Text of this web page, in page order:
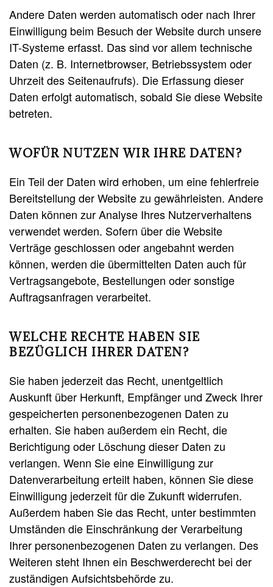
Andere Daten werden automatisch oder nach Ihrer
Einwilligung beim Besuch der Website durch unsere
IT-Systeme erfasst. Das sind vor allem technische
Daten (z. B. Internetbrowser, Betriebssystem oder
Uhrzeit des Seitenaufrufs). Die Erfassung dieser
Daten erfolgt automatisch, sobald Sie diese Website
betreten.
WOFÜR NUTZEN WIR IHRE DATEN?
Ein Teil der Daten wird erhoben, um eine fehlerfreie
Bereitstellung der Website zu gewährleisten. Andere
Daten können zur Analyse Ihres Nutzerverhaltens
verwendet werden. Sofern über die Website
Verträge geschlossen oder angebahnt werden
können, werden die übermittelten Daten auch für
Vertragsangebote, Bestellungen oder sonstige
Auftragsanfragen verarbeitet.
WELCHE RECHTE HABEN SIE
BEZÜGLICH IHRER DATEN?
Sie haben jederzeit das Recht, unentgeltlich
Auskunft über Herkunft, Empfänger und Zweck Ihrer
gespeicherten personenbezogenen Daten zu
erhalten. Sie haben außerdem ein Recht, die
Berichtigung oder Löschung dieser Daten zu
verlangen. Wenn Sie eine Einwilligung zur
Datenverarbeitung erteilt haben, können Sie diese
Einwilligung jederzeit für die Zukunft widerrufen.
Außerdem haben Sie das Recht, unter bestimmten
Umständen die Einschränkung der Verarbeitung
Ihrer personenbezogenen Daten zu verlangen. Des
Weiteren steht Ihnen ein Beschwerderecht bei der
zuständigen Aufsichtsbehörde zu.